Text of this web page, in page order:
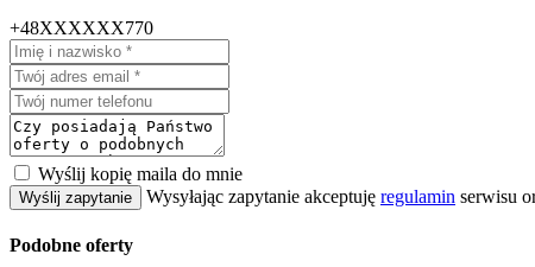
+48XXXXXX770
Wyślij kopię maila do mnie
Wyślij zapytanie Wysyłając zapytanie akceptuję regulamin serwisu
Podobne oferty